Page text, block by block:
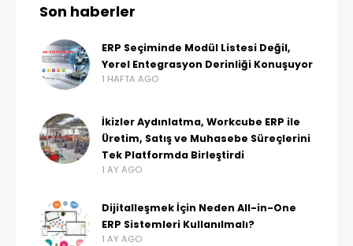
Son haberler
ERP Seçiminde Modül Listesi Değil,
Yerel Entegrasyon Derinliği Konuşuyor
1 HAFTA AGO
İkizler Aydınlatma, Workcube ERP ile
Üretim, Satış ve Muhasebe Süreçlerini
Tek Platformda Birleştirdi
1 AY AGO
Dijitalleşmek İçin Neden All-in-One
ERP Sistemleri Kullanılmalı?
1 AY AGO